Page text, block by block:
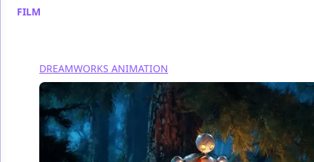
FILM
DREAMWORKS ANIMATION